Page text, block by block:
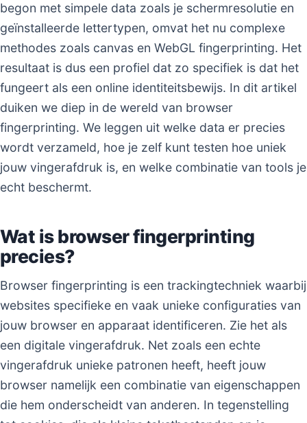
begon met simpele data zoals je schermresolutie en
geïnstalleerde lettertypen, omvat het nu complexe
methodes zoals canvas en WebGL fingerprinting. Het
resultaat is dus een profiel dat zo specifiek is dat het
fungeert als een online identiteitsbewijs. In dit artikel
duiken we diep in de wereld van browser
fingerprinting. We leggen uit welke data er precies
wordt verzameld, hoe je zelf kunt testen hoe uniek
jouw vingerafdruk is, en welke combinatie van tools je
echt beschermt.
Wat is browser fingerprinting
precies?
Browser fingerprinting is een trackingtechniek waarbij
websites specifieke en vaak unieke configuraties van
jouw browser en apparaat identificeren. Zie het als
een digitale vingerafdruk. Net zoals een echte
vingerafdruk unieke patronen heeft, heeft jouw
browser namelijk een combinatie van eigenschappen
die hem onderscheidt van anderen. In tegenstelling